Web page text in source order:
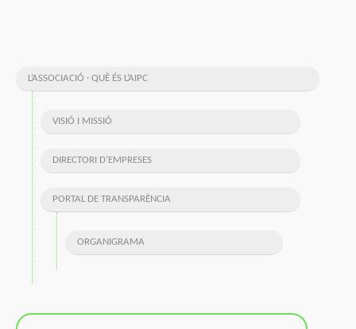
L’ASSOCIACIÓ · QUÈ ÉS L’AIPC
VISIÓ I MISSIÓ
DIRECTORI D’EMPRESES
PORTAL DE TRANSPARÈNCIA
ORGANIGRAMA